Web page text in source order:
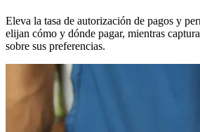
Eleva la tasa de autorización de pagos y
elijan cómo y dónde pagar, mientras
sobre sus preferencias.